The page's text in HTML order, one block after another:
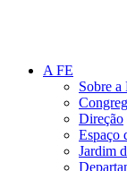
A FE
Sobre a
Direção
Espaço
Jardim